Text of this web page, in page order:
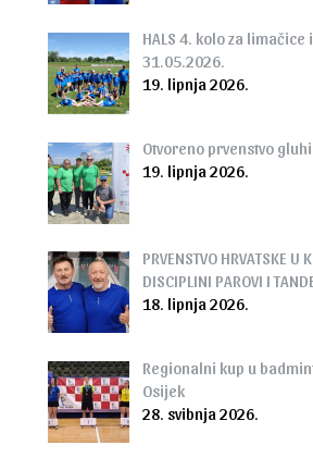
HALS 4. kolo za limačice
31.05.2026.
19. lipnja 2026.
Otvoreno prvenstvo
19. lipnja 2026.
PRVENSTVO HRVATSKE U
DISCIPLINI PAROVI I
18. lipnja 2026.
Regionalni kup u
Osijek
28. svibnja 2026.